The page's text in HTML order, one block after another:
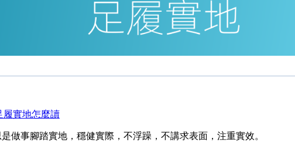
做事腳踏實地，穩健實際，不浮躁，不講求表面，注重實效。